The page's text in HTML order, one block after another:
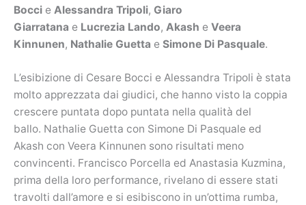
Bocci e Alessandra Tripoli, Giaro
Giarratana e Lucrezia Lando, Akash e Veera
Kinnunen, Nathalie Guetta e Simone Di Pasquale.
L’esibizione di Cesare Bocci e Alessandra Tripoli è stata
molto apprezzata dai giudici, che hanno visto la coppia
crescere puntata dopo puntata nella qualità del
ballo. Nathalie Guetta con Simone Di Pasquale ed
Akash con Veera Kinnunen sono risultati meno
convincenti. Francisco Porcella ed Anastasia Kuzmina,
prima della loro performance, rivelano di essere stati
travolti dall’amore e si esibiscono in un’ottima rumba,